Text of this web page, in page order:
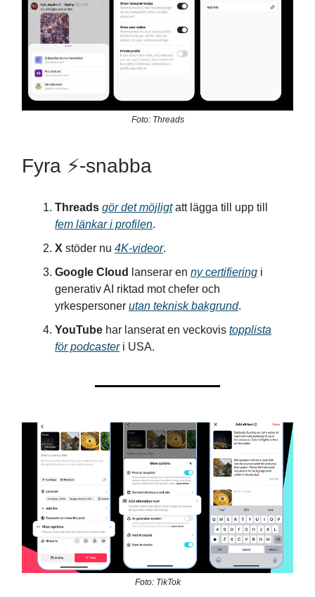
Foto: Threads
Fyra ⚡️-snabba
Threads gör det möjligtatt lägga till upp till
fem länkar i profilen.
X stöder nu 4K-videor.
Google Cloud
lanserar en ny certifiering i
generativ AI riktad mot chefer och
yrkespersoner utan teknisk bakgrund.
YouTube har lanserat en veckovis topplista
för podcasteri USA.
Foto: TikTok